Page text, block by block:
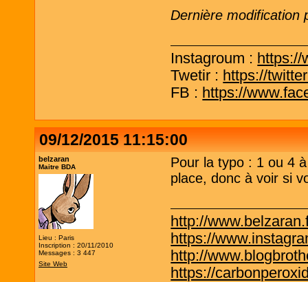
Dernière modification
Instagroum : https://
Twetir : https://
FB : https://
09/12/2015 11:15:00
belzaran
Maitre BDA
Lieu : Paris
Inscription : 20/11/2010
Messages : 3 447
Site Web
Pour la typo : 1 ou 4
place, donc à voir si
http://
https://
http://
https://